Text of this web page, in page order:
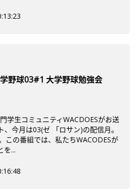
野球03#1 大学野球勉強会
学生コミュニティWACDOESがお送
、今月は03(ゼ 「ロサン)の配信月。
この番組では、私たちWACODESが
を...